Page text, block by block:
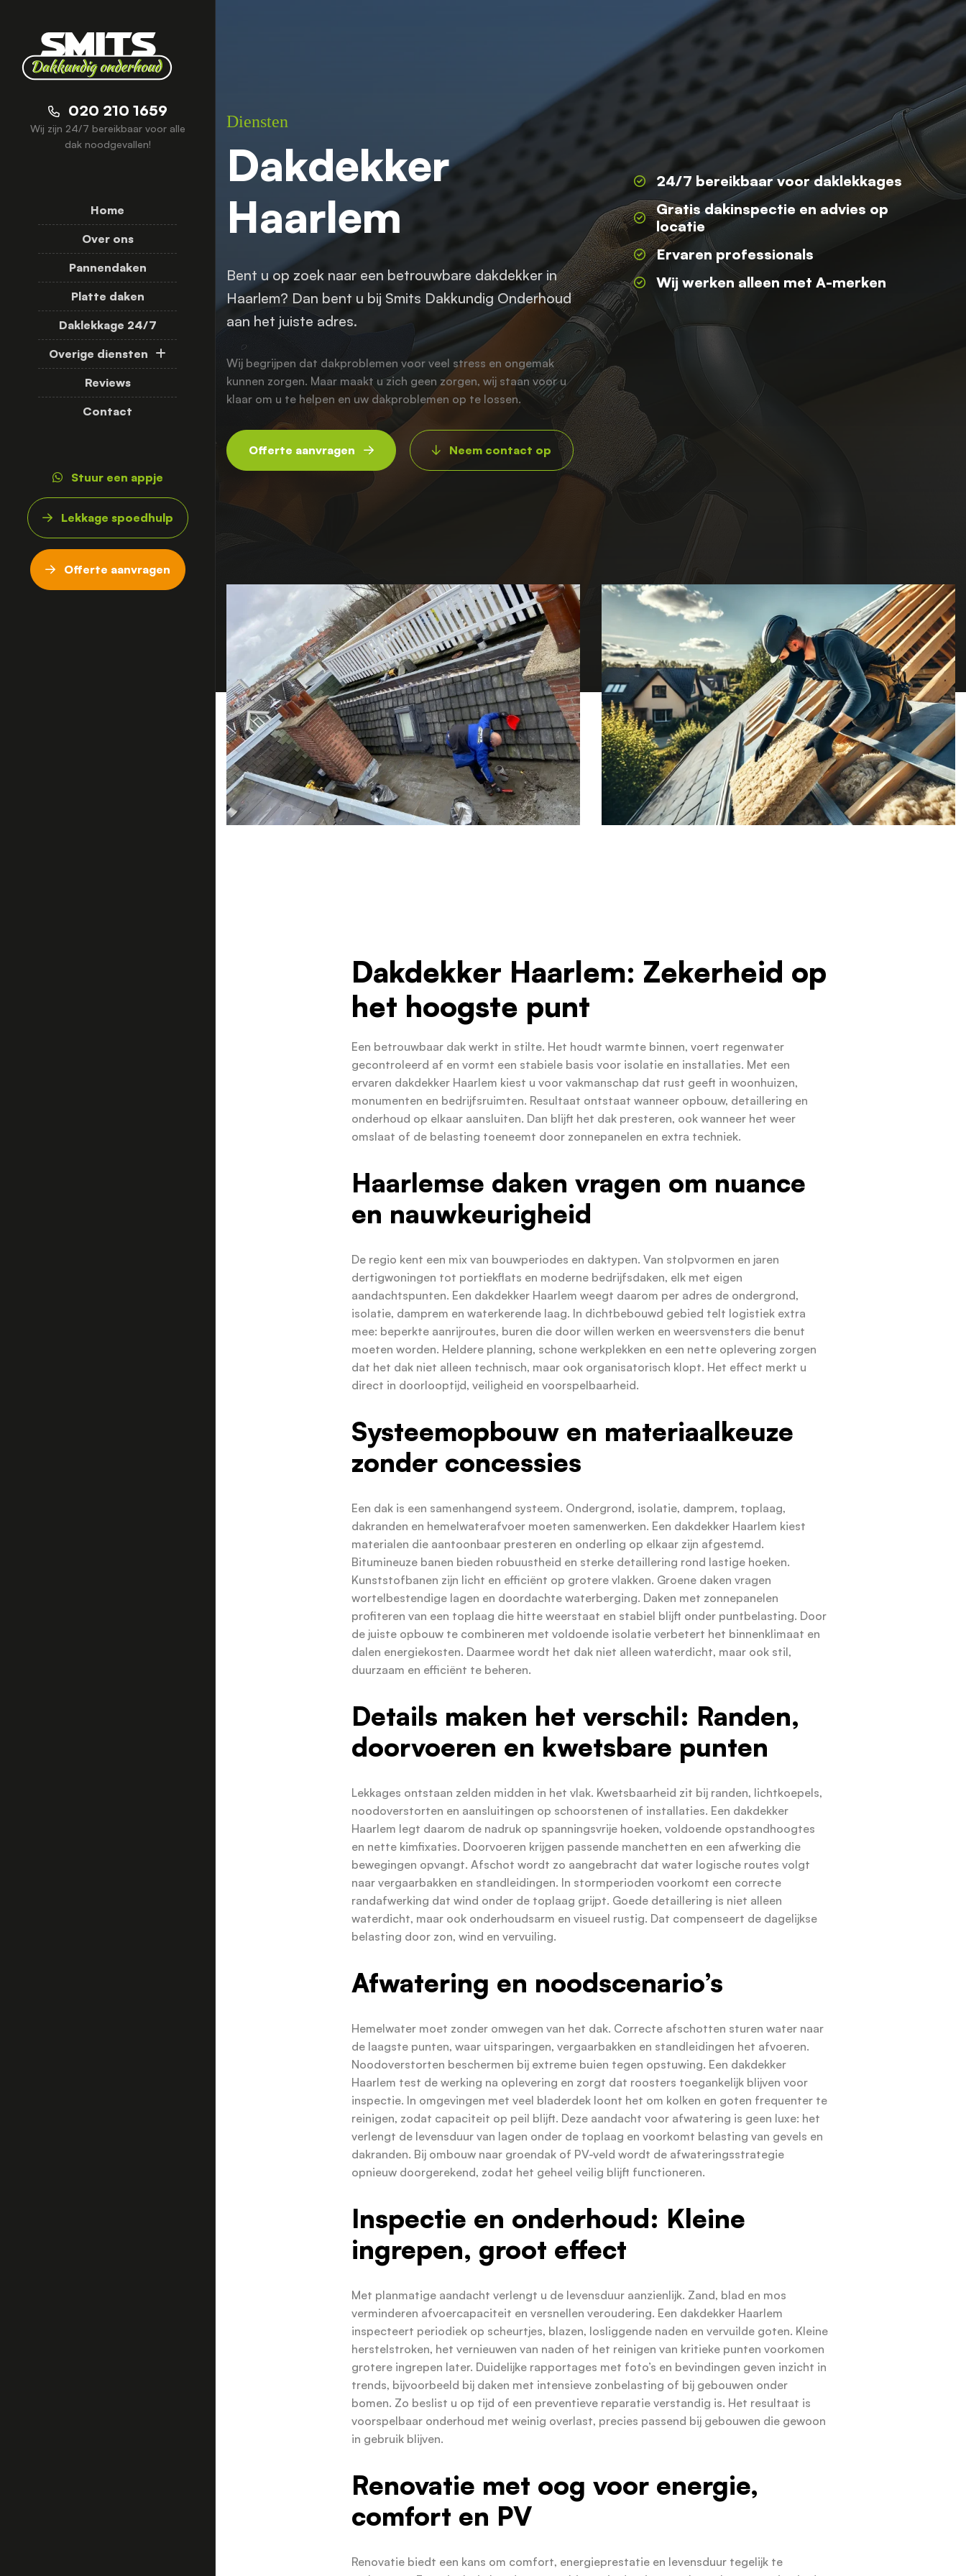
020 210 1659
Wij zijn 24/7 bereikbaar voor alle
dak noodgevallen!
Home
Over ons
Pannendaken
Platte daken
Daklekkage 24/7
Overige diensten
Reviews
Contact
Stuur een appje
Lekkage spoedhulp
Offerte aanvragen
Diensten
Dakdekker
Haarlem
Bent u op zoek naar een betrouwbare dakdekker in
Haarlem? Dan bent u bij Smits Dakkundig Onderhoud
aan het juiste adres.
Wij begrijpen dat dakproblemen voor veel stress en ongemak
kunnen zorgen. Maar maakt u zich geen zorgen, wij staan voor u
klaar om u te helpen en uw dakproblemen op te lossen.
Offerte aanvragen Neem contact op
24/7 bereikbaar voor daklekkages
Gratis dakinspectie en advies op
locatie
Ervaren professionals
Wij werken alleen met A-merken
Dakdekker Haarlem: Zekerheid op
het hoogste punt
Een betrouwbaar dak werkt in stilte. Het houdt warmte binnen, voert regenwater
gecontroleerd af en vormt een stabiele basis voor isolatie en installaties. Met een
ervaren dakdekker Haarlem kiest u voor vakmanschap dat rust geeft in woonhuizen,
monumenten en bedrijfsruimten. Resultaat ontstaat wanneer opbouw, detaillering en
onderhoud op elkaar aansluiten. Dan blijft het dak presteren, ook wanneer het weer
omslaat of de belasting toeneemt door zonnepanelen en extra techniek.
Haarlemse daken vragen om nuance
en nauwkeurigheid
De regio kent een mix van bouwperiodes en daktypen. Van stolpvormen en jaren
dertigwoningen tot portiekflats en moderne bedrijfsdaken, elk met eigen
aandachtspunten. Een dakdekker Haarlem weegt daarom per adres de ondergrond,
isolatie, damprem en waterkerende laag. In dichtbebouwd gebied telt logistiek extra
mee: beperkte aanrijroutes, buren die door willen werken en weersvensters die benut
moeten worden. Heldere planning, schone werkplekken en een nette oplevering zorgen
dat het dak niet alleen technisch, maar ook organisatorisch klopt. Het effect merkt u
direct in doorlooptijd, veiligheid en voorspelbaarheid.
Systeemopbouw en materiaalkeuze
zonder concessies
Een dak is een samenhangend systeem. Ondergrond, isolatie, damprem, toplaag,
dakranden en hemelwaterafvoer moeten samenwerken. Een dakdekker Haarlem kiest
materialen die aantoonbaar presteren en onderling op elkaar zijn afgestemd.
Bitumineuze banen bieden robuustheid en sterke detaillering rond lastige hoeken.
Kunststofbanen zijn licht en efficiënt op grotere vlakken. Groene daken vragen
wortelbestendige lagen en doordachte waterberging. Daken met zonnepanelen
profiteren van een toplaag die hitte weerstaat en stabiel blijft onder puntbelasting. Door
de juiste opbouw te combineren met voldoende isolatie verbetert het binnenklimaat en
dalen energiekosten. Daarmee wordt het dak niet alleen waterdicht, maar ook stil,
duurzaam en efficiënt te beheren.
Details maken het verschil: Randen,
doorvoeren en kwetsbare punten
Lekkages ontstaan zelden midden in het vlak. Kwetsbaarheid zit bij randen, lichtkoepels,
noodoverstorten en aansluitingen op schoorstenen of installaties. Een dakdekker
Haarlem legt daarom de nadruk op spanningsvrije hoeken, voldoende opstandhoogtes
en nette kimfixaties. Doorvoeren krijgen passende manchetten en een afwerking die
bewegingen opvangt. Afschot wordt zo aangebracht dat water logische routes volgt
naar vergaarbakken en standleidingen. In stormperioden voorkomt een correcte
randafwerking dat wind onder de toplaag grijpt. Goede detaillering is niet alleen
waterdicht, maar ook onderhoudsarm en visueel rustig. Dat compenseert de dagelijkse
belasting door zon, wind en vervuiling.
Afwatering en noodscenario’s
Hemelwater moet zonder omwegen van het dak. Correcte afschotten sturen water naar
de laagste punten, waar uitsparingen, vergaarbakken en standleidingen het afvoeren.
Noodoverstorten beschermen bij extreme buien tegen opstuwing. Een dakdekker
Haarlem test de werking na oplevering en zorgt dat roosters toegankelijk blijven voor
inspectie. In omgevingen met veel bladerdek loont het om kolken en goten frequenter te
reinigen, zodat capaciteit op peil blijft. Deze aandacht voor afwatering is geen luxe: het
verlengt de levensduur van lagen onder de toplaag en voorkomt belasting van gevels en
dakranden. Bij ombouw naar groendak of PV-veld wordt de afwateringsstrategie
opnieuw doorgerekend, zodat het geheel veilig blijft functioneren.
Inspectie en onderhoud: Kleine
ingrepen, groot effect
Met planmatige aandacht verlengt u de levensduur aanzienlijk. Zand, blad en mos
verminderen afvoercapaciteit en versnellen veroudering. Een dakdekker Haarlem
inspecteert periodiek op scheurtjes, blazen, losliggende naden en vervuilde goten. Kleine
herstelstroken, het vernieuwen van naden of het reinigen van kritieke punten voorkomen
grotere ingrepen later. Duidelijke rapportages met foto’s en bevindingen geven inzicht in
trends, bijvoorbeeld bij daken met intensieve zonbelasting of bij gebouwen onder
bomen. Zo beslist u op tijd of een preventieve reparatie verstandig is. Het resultaat is
voorspelbaar onderhoud met weinig overlast, precies passend bij gebouwen die gewoon
in gebruik blijven.
Renovatie met oog voor energie,
comfort en PV
Renovatie biedt een kans om comfort, energieprestatie en levensduur tegelijk te